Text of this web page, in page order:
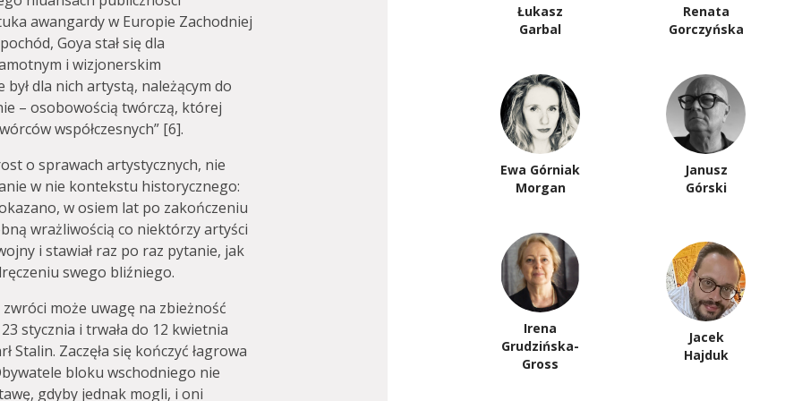
awangardy w Europie Zachodniej
Goya stał się dla
i wizjonerskim
dla nich artystą, należącym do
– osobowością twórczą, której
współczesnych” [6].
o sprawach artystycznych, nie
w nie kontekstu historycznego:
w osiem lat po zakończeniu
wrażliwością co niektórzy artyści
i stawiał raz po raz pytanie, jak
swego bliźniego.
może uwagę na zbieżność
stycznia i trwała do 12 kwietnia
Stalin. Zaczęła się kończyć łagrowa
bloku wschodniego nie
gdyby jednak mogli, i oni
Łukasz
Garbal
Renata
Gorczyńska
Ewa Górniak
Morgan
Janusz
Górski
Irena
Grudzińska-
Gross
Jacek
Hajduk